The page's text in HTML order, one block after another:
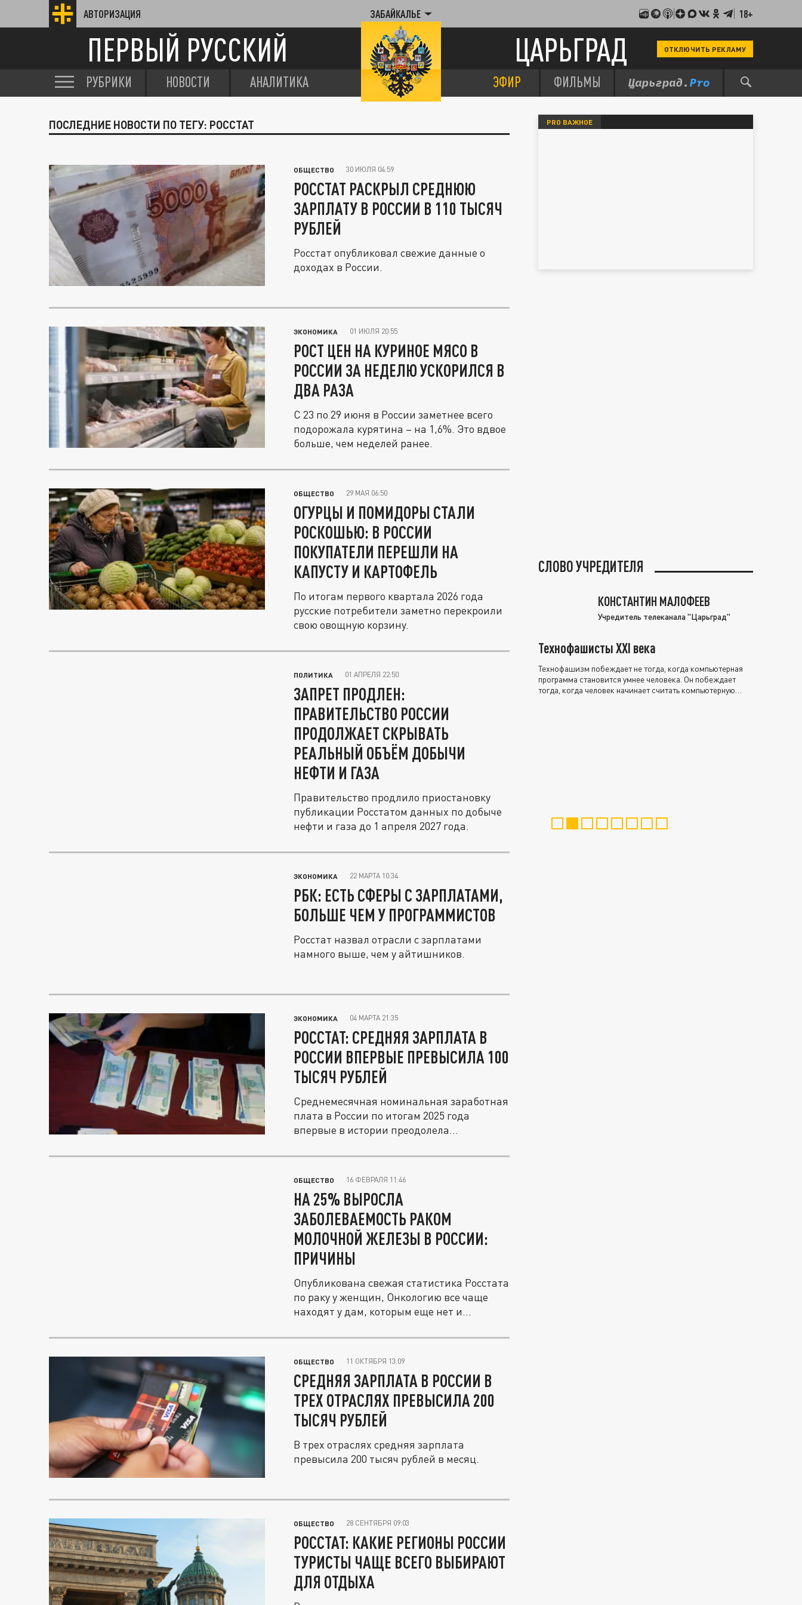
АВТОРИЗАЦИЯ ЗАБАЙКАЛЬЕ 18+
ПЕРВЫЙ РУССКИЙ ЦАРЬГРАД ОТКЛЮЧИТЬ РЕКЛАМУ
РУБРИКИ НОВОСТИ АНАЛИТИКА ЭФИР ФИЛЬМЫ
ПОСЛЕДНИЕ НОВОСТИ ПО ТЕГУ: РОССТАТ
ОБЩЕСТВО 30 ИЮЛЯ 04:59
РОССТАТ РАСКРЫЛ СРЕДНЮЮ
ЗАРПЛАТУ В РОССИИ В 110 ТЫСЯЧ
РУБЛЕЙ
Росстат опубликовал свежие данные о
доходах в России.
ЭКОНОМИКА 01 ИЮЛЯ 20:55
РОСТ ЦЕН НА КУРИНОЕ МЯСО В
РОССИИ ЗА НЕДЕЛЮ УСКОРИЛСЯ В
ДВА РАЗА
С 23 по 29 июня в России заметнее всего
подорожала курятина – на 1,6%. Это вдвое
больше, чем неделей ранее.
ОБЩЕСТВО 29 МАЯ 06:50
ОГУРЦЫ И ПОМИДОРЫ СТАЛИ
РОСКОШЬЮ: В РОССИИ
ПОКУПАТЕЛИ ПЕРЕШЛИ НА
КАПУСТУ И КАРТОФЕЛЬ
По итогам первого квартала 2026 года
русские потребители заметно перекроили
свою овощную корзину.
ПОЛИТИКА 01 АПРЕЛЯ 22:50
ЗАПРЕТ ПРОДЛЕН:
ПРАВИТЕЛЬСТВО РОССИИ
ПРОДОЛЖАЕТ СКРЫВАТЬ
РЕАЛЬНЫЙ ОБЪЁМ ДОБЫЧИ
НЕФТИ И ГАЗА
Правительство продлило приостановку
публикации Росстатом данных по добыче
нефти и газа до 1 апреля 2027 года.
ЭКОНОМИКА 22 МАРТА 10:34
РБК: ЕСТЬ СФЕРЫ С ЗАРПЛАТАМИ,
БОЛЬШЕ ЧЕМ У ПРОГРАММИСТОВ
Росстат назвал отрасли с зарплатами
намного выше, чем у айтишников.
ЭКОНОМИКА 04 МАРТА 21:35
РОССТАТ: СРЕДНЯЯ ЗАРПЛАТА В
РОССИИ ВПЕРВЫЕ ПРЕВЫСИЛА 100
ТЫСЯЧ РУБЛЕЙ
Среднемесячная номинальная заработная
плата в России по итогам 2025 года
впервые в истории преодолела...
ОБЩЕСТВО 16 ФЕВРАЛЯ 11:46
НА 25% ВЫРОСЛА
ЗАБОЛЕВАЕМОСТЬ РАКОМ
МОЛОЧНОЙ ЖЕЛЕЗЫ В РОССИИ:
ПРИЧИНЫ
Опубликована свежая статистика Росстата
по раку у женщин, Онкологию все чаще
находят у дам, которым еще нет и...
ОБЩЕСТВО 11 ОКТЯБРЯ 13:09
СРЕДНЯЯ ЗАРПЛАТА В РОССИИ В
ТРЕХ ОТРАСЛЯХ ПРЕВЫСИЛА 200
ТЫСЯЧ РУБЛЕЙ
В трех отраслях средняя зарплата
превысила 200 тысяч рублей в месяц.
ОБЩЕСТВО 28 СЕНТЯБРЯ 09:03
РОССТАТ: КАКИЕ РЕГИОНЫ РОССИИ
ТУРИСТЫ ЧАЩЕ ВСЕГО ВЫБИРАЮТ
ДЛЯ ОТДЫХА
PRO ВАЖНОЕ
СЛОВО УЧРЕДИТЕЛЯ
КОНСТАНТИН МАЛОФЕЕВ
Учредитель телеканала "Царьград"
Технофашисты XXI века
Технофашизм побеждает не тогда, когда компьютерная
программа становится умнее человека. Он побеждает
тогда, когда человек начинает считать компьютерную